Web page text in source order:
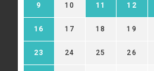
9 10 11 12
16 17 18 19
23 24 25 26